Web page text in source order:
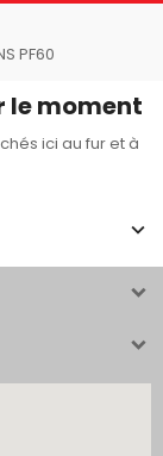
PF60
le moment
ici au fur et à